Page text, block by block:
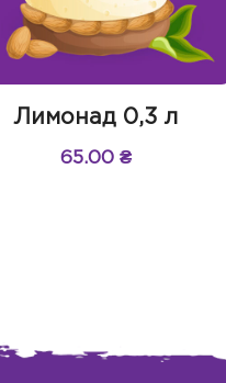
Лимонад 0,3 л
65.00 ₴